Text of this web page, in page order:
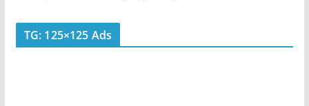
TG: 125×125 Ads